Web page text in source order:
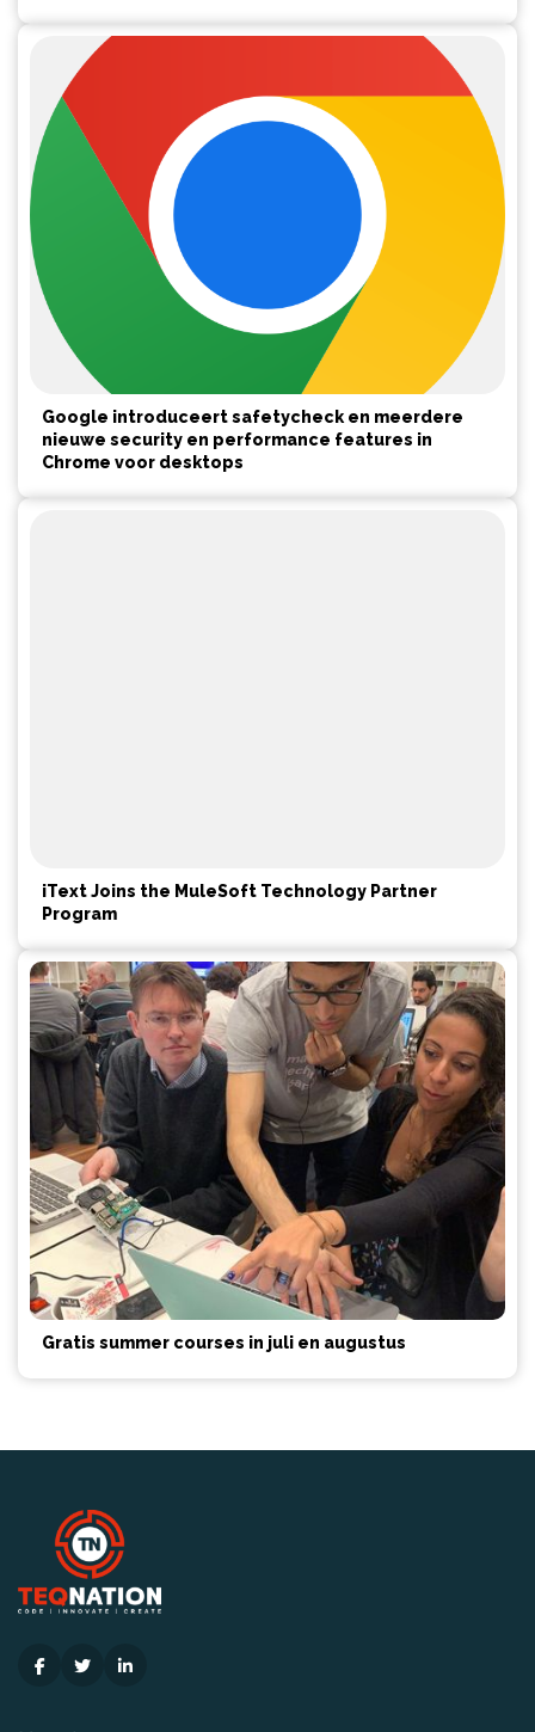
Google introduceert safetycheck en meerdere
nieuwe security en performance features in
Chrome voor desktops
iText Joins the MuleSoft Technology Partner
Program
Gratis summer courses in juli en augustus